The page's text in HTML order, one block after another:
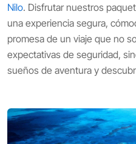
Nilo. Disfrutar nuestros
una experiencia segura,
promesa de un viaje que no
expectativas de seguridad,
sueños de aventura y